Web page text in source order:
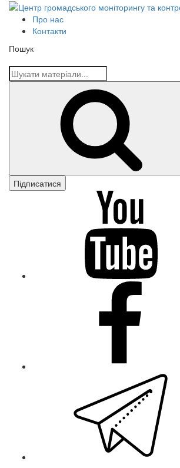
Центр громадського моніторингу та контролю
Про нас
Контакти
Пошук
Підписатися